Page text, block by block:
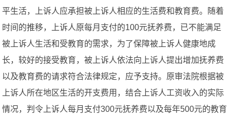
平生活，上诉人应承担被上诉人相应的生活费和教育费。随着
时间的推移，上诉人原每月支付的100元抚养费，已不能满足
被上诉人生活和受教育的需求，为了保障被上诉人健康地成
长，较好的接受教育，被上诉人依法向上诉人提出增加抚养费
以及教育费的请求符合法律规定，应予支持。原审法院根据被
上诉人所在地区生活的开支费用，结合上诉人工资收入的实际
情况，判令上诉人每月支付300元抚养费以及每年500元的教育